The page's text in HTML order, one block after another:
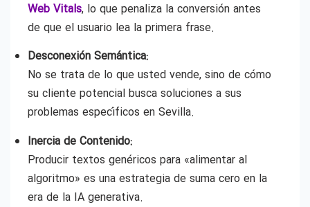
Web Vitals, lo que penaliza la conversión antes
de que el usuario lea la primera frase.
Desconexión Semántica:
No se trata de lo que usted vende, sino de cómo
su cliente potencial busca soluciones a sus
problemas específicos en Sevilla.
Inercia de Contenido:
Producir textos genéricos para «alimentar al
algoritmo» es una estrategia de suma cero en la
era de la IA generativa.